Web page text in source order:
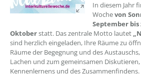
In diesem Jahr
Wochevon
September bis
Oktoberstatt. Das zentrale Motto lautet
sind herzlich eingeladen, Ihre Räume zu
Räume der Begegnung und des
Lachen und zum gemeinsamen
Kennenlernens und des Zusammenfindens.